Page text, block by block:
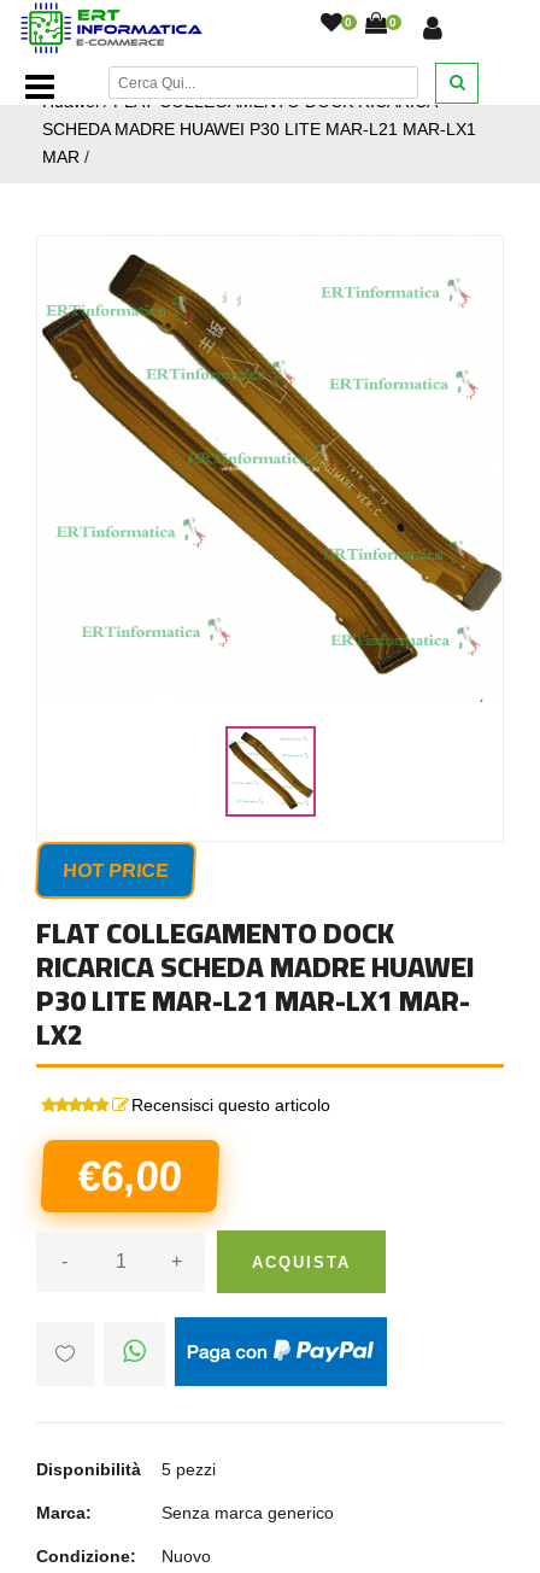
0 0
Home Page/Ricambi smartphone e tablet/Ricambi
Huawei /FLAT COLLEGAMENTO DOCK RICARICA
SCHEDA MADRE HUAWEI P30 LITE MAR-L21 MAR-LX1
MAR /
HOT PRICE
FLAT COLLEGAMENTO DOCK
RICARICA SCHEDA MADRE HUAWEI
P30 LITE MAR-L21 MAR-LX1 MAR-
LX2
Recensisci questo articolo
€6,00
- + ACQUISTA
Disponibilità 5 pezzi
Marca: Senza marca generico
Condizione: Nuovo